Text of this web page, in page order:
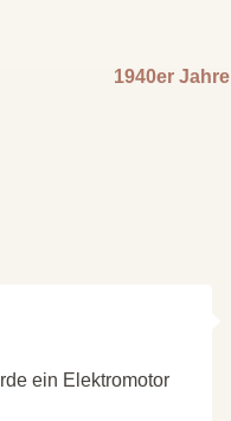
1940er Jahre
ein Elektromotor